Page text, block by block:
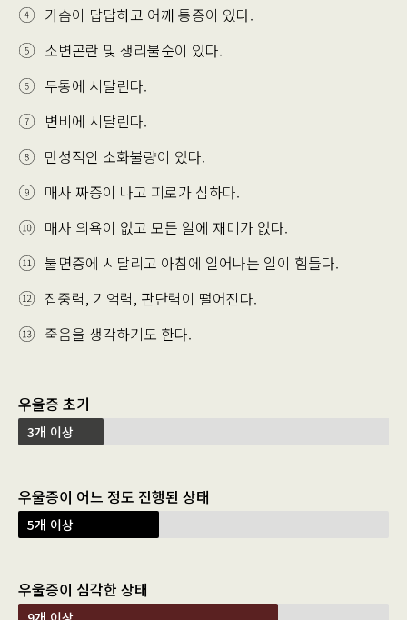
가슴이 답답하고 어깨 통증이 있다.
소변곤란 및 생리불순이 있다.
두통에 시달린다.
변비에 시달린다.
만성적인 소화불량이 있다.
매사 짜증이 나고 피로가 심하다.
매사 의욕이 없고 모든 일에 재미가 없다.
불면증에 시달리고 아침에 일어나는 일이 힘들다.
집중력, 기억력, 판단력이 떨어진다.
죽음을 생각하기도 한다.
우울증 초기
3개 이상
우울증이 어느 정도 진행된 상태
5개 이상
우울증이 심각한 상태